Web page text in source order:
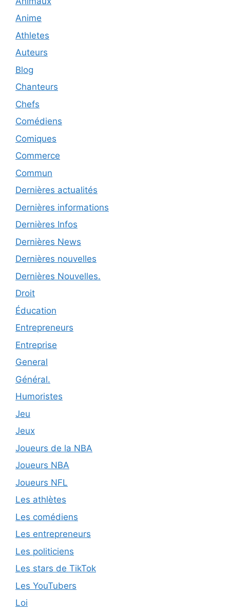
Anime
Athletes
Auteurs
Blog
Chanteurs
Chefs
Comédiens
Comiques
Commerce
Commun
Dernières actualités
Dernières informations
Dernières Infos
Dernières News
Dernières nouvelles
Dernières Nouvelles.
Droit
Éducation
Entrepreneurs
Entreprise
General
Général.
Humoristes
Jeu
Jeux
Joueurs de la NBA
Joueurs NBA
Joueurs NFL
Les athlètes
Les comédiens
Les entrepreneurs
Les politiciens
Les stars de TikTok
Les YouTubers
Loi